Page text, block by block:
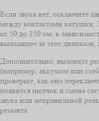
Если звука нет, отключите
между контактами катушки.
от 50 до 150 ом, в
выходящее за этот
Дополнительно, вызовите
(например, аккумом или
проверьте, как оно
появится щелчок и смена
звука или неправильной
ремонта.